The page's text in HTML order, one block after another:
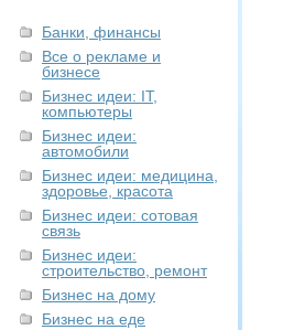
Банки, финансы
Все о рекламе и
бизнесе
Бизнес идеи: IT,
компьютеры
Бизнес идеи:
автомобили
Бизнес идеи: медицина,
здоровье, красота
Бизнес идеи: сотовая
связь
Бизнес идеи:
строительство, ремонт
Бизнес на дому
Бизнес на еде